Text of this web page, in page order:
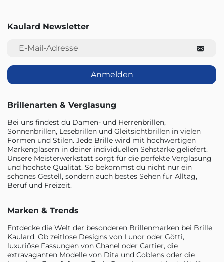
Kaulard Newsletter
E-Mail-Adresse
Anmelden
Brillenarten & Verglasung
Bei uns findest du Damen- und Herrenbrillen,
Sonnenbrillen, Lesebrillen und Gleitsichtbrillen in vielen
Formen und Stilen. Jede Brille wird mit hochwertigen
Markengläsern in deiner individuellen Sehstärke geliefert.
Unsere Meisterwerkstatt sorgt für die perfekte Verglasung
und höchste Qualität. So bekommst du nicht nur ein
schönes Gestell, sondern auch bestes Sehen für Alltag,
Beruf und Freizeit.
Marken & Trends
Entdecke die Welt der besonderen Brillenmarken bei Brille
Kaulard. Ob zeitlose Designs von Lunor oder Götti,
luxuriöse Fassungen von Chanel oder Cartier, die
extravaganten Modelle von Dita und Coblens oder die